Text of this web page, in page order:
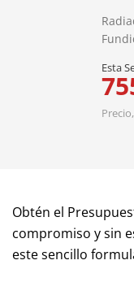
Esta
Obtén el
compromiso y sin
este sencillo